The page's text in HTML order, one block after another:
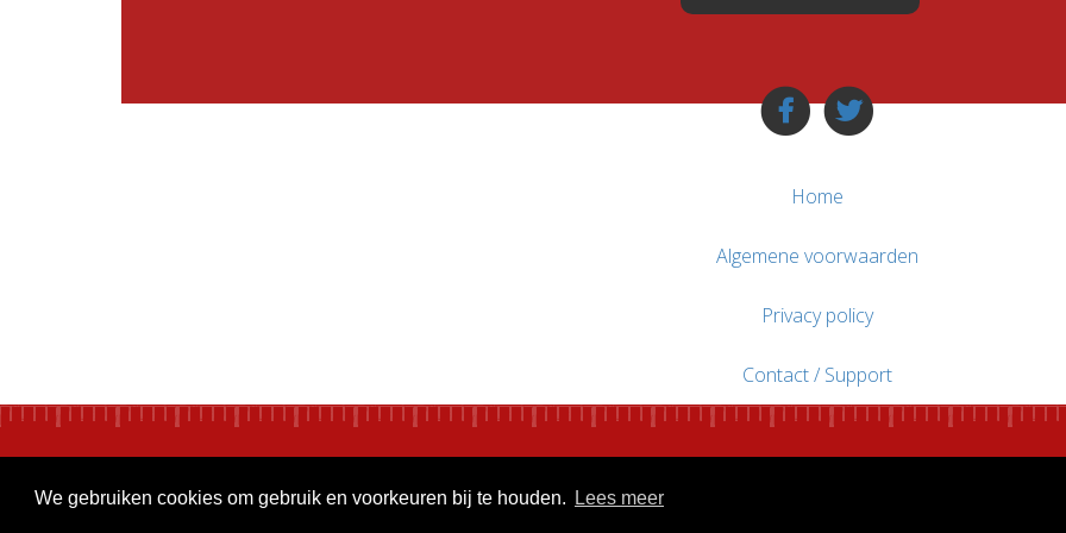
We gebruiken cookies om gebruik en voorkeuren bij te houden. Lees meer
Home
Algemene voorwaarden
Privacy policy
Contact / Support
© WebsitesTeKoop.nl 2010 - 2026